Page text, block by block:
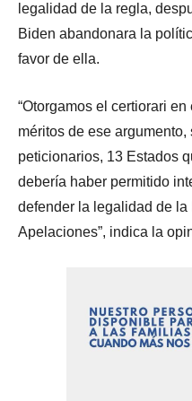
legalidad de la regla,
Biden abandonara la
favor de ella.
“Otorgamos el certiorari
méritos de ese
peticionarios, 13 Estados
debería haber permitido
defender la legalidad de
Apelaciones”, indica la